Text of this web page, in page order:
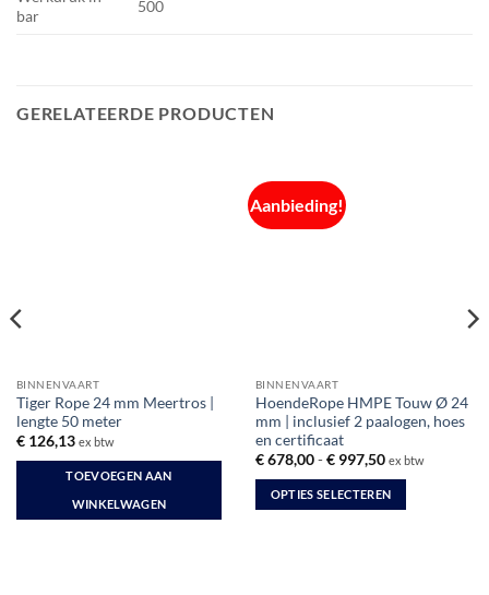
bar
500
GERELATEERDE PRODUCTEN
BINNENVAART
Tiger Rope 24 mm Meertros |
lengte 50 meter
€126,13 ex btw
TOEVOEGEN AAN
WINKELWAGEN
Aanbieding!
BINNENVAART
HoendeRope HMPE Touw Ø 24
mm | inclusief 2 paalogen, hoes
en certificaat
€678,00 - €997,50Prijsklasse:
tot
€ 997,50
ex btw
OPTIES SELECTEREN